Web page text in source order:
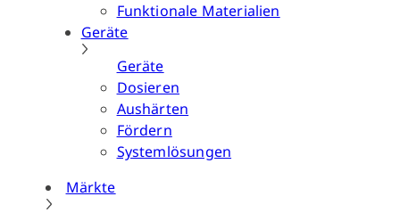
Funktionale Materialien
Geräte
Geräte
Dosieren
Aushärten
Fördern
Systemlösungen
Märkte